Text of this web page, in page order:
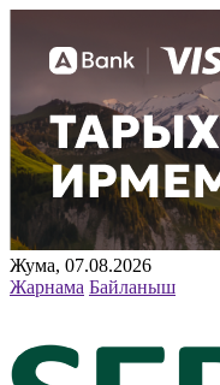
Жума, 07.08.2026
Жарнама Байланыш